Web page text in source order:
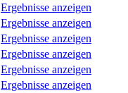
Ergebnisse anzeigen
Ergebnisse anzeigen
Ergebnisse anzeigen
Ergebnisse anzeigen
Ergebnisse anzeigen
Ergebnisse anzeigen